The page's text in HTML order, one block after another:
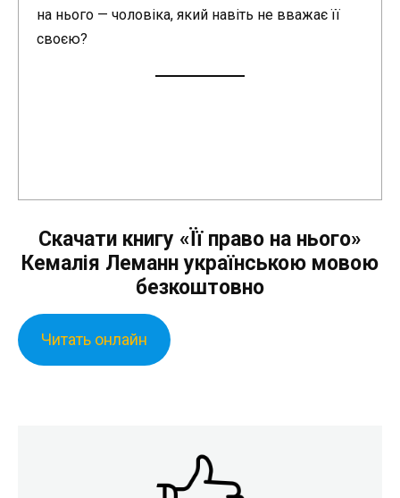
на нього — чоловіка, який навіть не вважає її
своєю?
Скачати книгу «Її право на нього»
Кемалія Леманн українською мовою
безкоштовно
Читать онлайн